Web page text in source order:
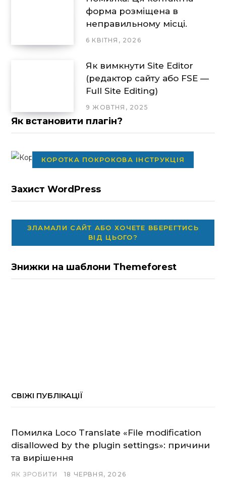
форма розміщена в
неправильному місці.
6 КВІТНЯ, 2026
Як вимкнути Site Editor
(редактор сайту або FSE —
Full Site Editing)
9 ЖОВТНЯ, 2025
Як встановити плагін?
КОРОТКА ПОКРОКОВА ІНСТРУКЦІЯ
Захист WordPress
ЗЛАМАЛИ САЙТ АБО ХОЧЕТЕ ВБЕРЕГТИСЬ
ВІД ЦЬОГО?
Знижки на шаблони Themeforest
СВІЖІ ПУБЛІКАЦІЇ
Помилка Loco Translate «File modification
disallowed by the plugin settings»: причини
та вирішення
ЯК ЗРОБИТИ 18 ЧЕРВНЯ, 2026